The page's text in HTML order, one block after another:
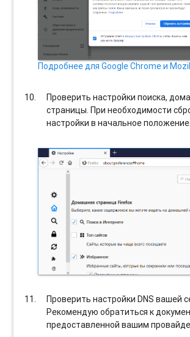
Подробнее для Google Chrome и
Проверить настройки поиска,
страницы. При необходимости
настройки в начальное положение.
Проверить настройки DNS вашей
Рекомендую обратиться к
предоставленной вашим